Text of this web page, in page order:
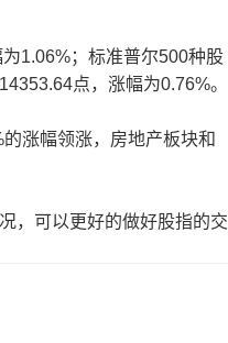
1.06%；标准普尔500种股
点，涨幅为0.76%。
涨幅领涨，房地产板块和
，可以更好的做好股指的交